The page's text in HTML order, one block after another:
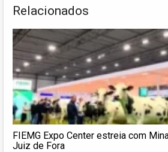
Relacionados
FIEMG Expo Center estreia com
Juiz de Fora